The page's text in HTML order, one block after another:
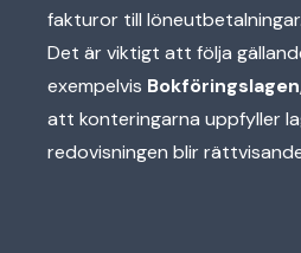
fakturor till löneutbetalningar.
Det är viktigt att följa
exempelvis Bokföringslagen
att konteringarna uppfyller
redovisningen blir